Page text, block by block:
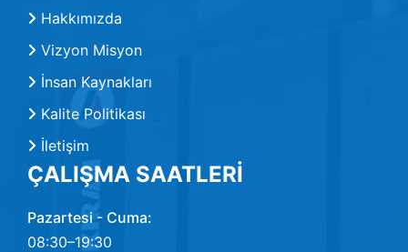
Hakkımızda
Vizyon Misyon
İnsan Kaynakları
Kalite Politikası
İletişim
ÇALIŞMA SAATLERİ
Pazartesi - Cuma:
08:30–19:30